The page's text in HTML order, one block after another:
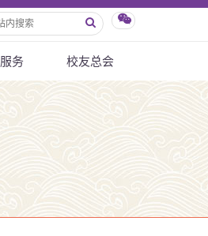
务 校友总会